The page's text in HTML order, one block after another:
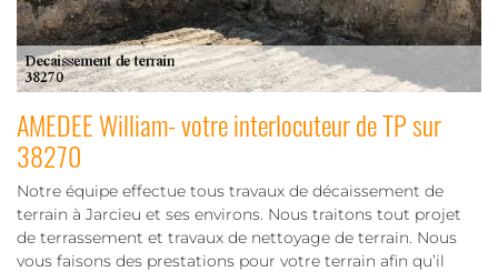
AMEDEE William- votre interlocuteur de TP sur
38270
Notre équipe effectue tous travaux de décaissement de
terrain à Jarcieu et ses environs. Nous traitons tout projet
de terrassement et travaux de nettoyage de terrain. Nous
vous faisons des prestations pour votre terrain afin qu’il